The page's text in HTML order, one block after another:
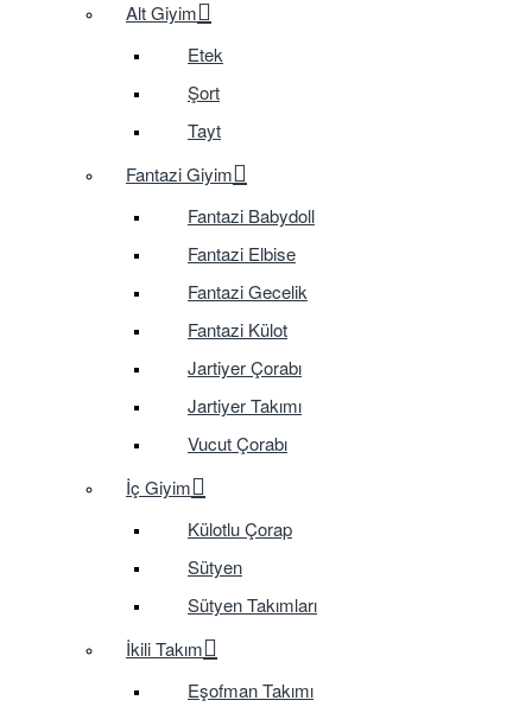
Alt Giyim
Etek
Şort
Tayt
Fantazi Giyim
Fantazi Babydoll
Fantazi Elbise
Fantazi Gecelik
Fantazi Külot
Jartiyer Çorabı
Jartiyer Takımı
Vucut Çorabı
İç Giyim
Külotlu Çorap
Sütyen
Sütyen Takımları
İkili Takım
Eşofman Takımı